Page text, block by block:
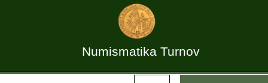
Numismatika Turnov